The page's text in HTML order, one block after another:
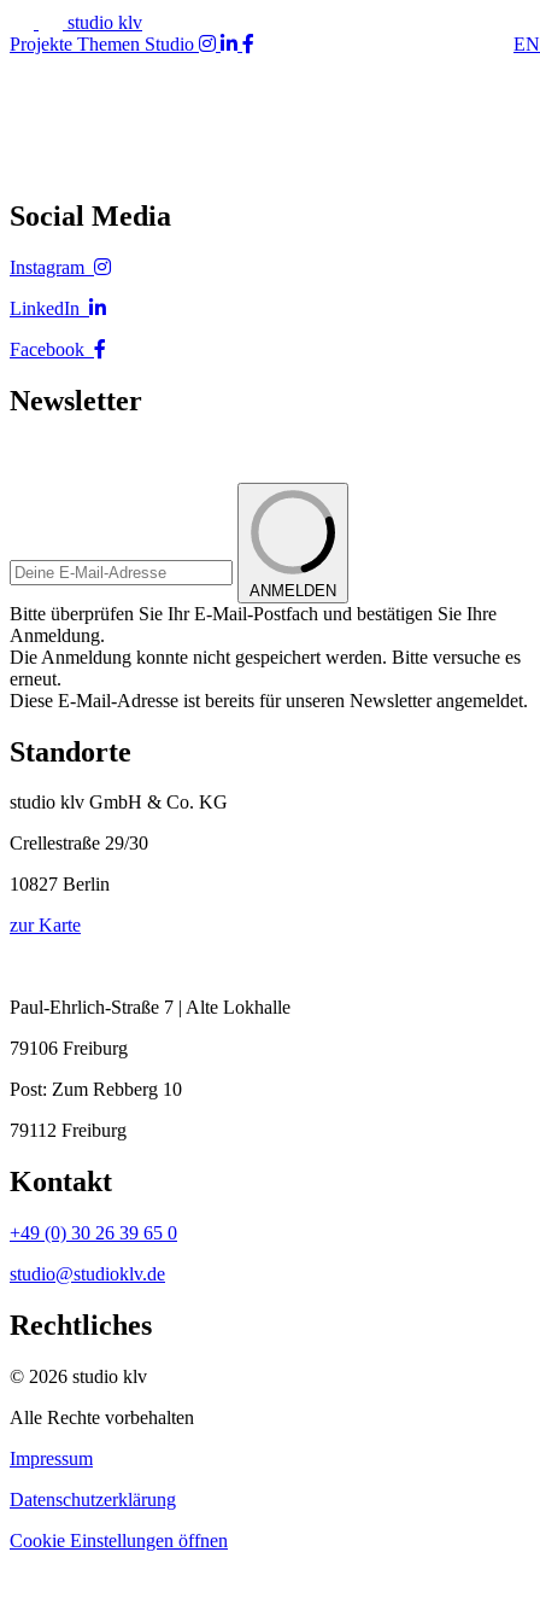
studio klv
Projekte Themen Studio EN
Social Media
Instagram
LinkedIn
Facebook
Newsletter
ANMELDEN
Bitte überprüfen Sie Ihr E-Mail-Postfach und bestätigen Sie Ihre
Anmeldung.
Die Anmeldung konnte nicht gespeichert werden. Bitte versuche es
erneut.
Diese E-Mail-Adresse ist bereits für unseren Newsletter angemeldet.
Standorte
studio klv GmbH & Co. KG
Crellestraße 29/30
10827 Berlin
zur Karte
Paul-Ehrlich-Straße 7 | Alte Lokhalle
79106 Freiburg
Post: Zum Rebberg 10
79112 Freiburg
Kontakt
+49 (0) 30 26 39 65 0
studio@studioklv.de
Rechtliches
© 2026 studio klv
Alle Rechte vorbehalten
Impressum
Datenschutzerklärung
Cookie Einstellungen öffnen